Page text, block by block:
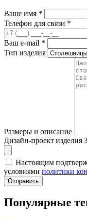
Ваше имя *
Телефон для связи *
Ваш e-mail *
Тип изделия
Размеры и описание
Дизайн-проект изделия
Настоящим
условиями политики
Отправить
Популярные